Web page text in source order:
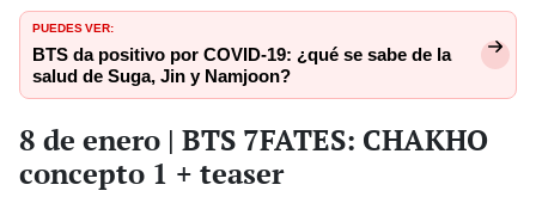
PUEDES VER:
BTS da positivo por COVID-19: ¿qué se sabe de la
salud de Suga, Jin y Namjoon?
8 de enero | BTS 7FATES: CHAKHO
concepto 1 + teaser